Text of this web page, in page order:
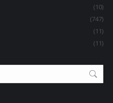
(10)
(747)
(11)
(11)